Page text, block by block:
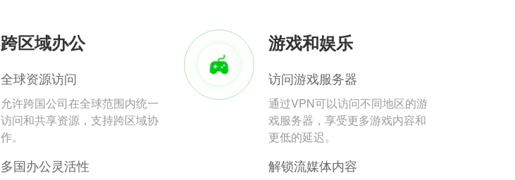
跨区域办公
全球资源访问
允许跨国公司在全球范围内统一
访问和共享资源，支持跨区域协
作。
多国办公灵活性
游戏和娱乐
访问游戏服务器
通过VPN可以访问不同地区的游
戏服务器，享受更多游戏内容和
更低的延迟。
解锁流媒体内容